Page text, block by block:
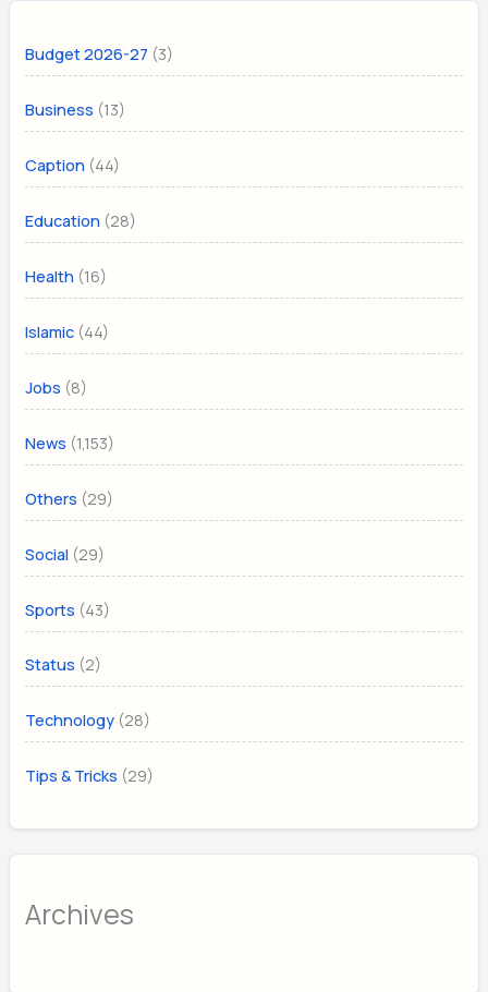
Budget 2026-27 (3)
Business (13)
Caption (44)
Education (28)
Health (16)
Islamic (44)
Jobs (8)
News (1,153)
Others (29)
Social (29)
Sports (43)
Status (2)
Technology (28)
Tips & Tricks (29)
Archives